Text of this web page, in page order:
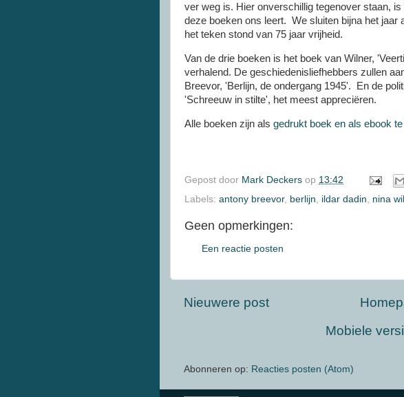
ver weg is. Hier onverschillig tegenover staan,
deze boeken ons leert. We sluiten bijna het jaar
het teken stond van 75 jaar vrijheid.
Van de drie boeken is het boek van Wilner,
verhalend. De geschiedenisliefhebbers zullen
Breevor, 'Berlijn, de ondergang 1945'. En de
'Schreeuw in stilte', het meest appreciëren.
Alle boeken zijn als gedrukt boek en als ebook
Gepost door Mark Deckers op 13:42
Labels: antony breevor, berlijn, ildar dadin, nina
Geen opmerkingen:
Een reactie posten
Nieuwere post
Mobiele
Abonneren op: Reacties posten (Atom)